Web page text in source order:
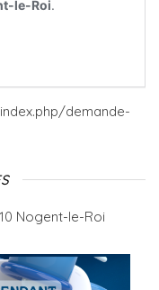
demande-
Nogent-le-Roi